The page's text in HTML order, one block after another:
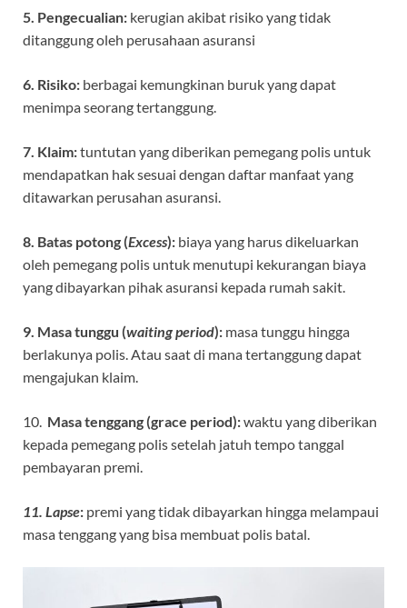
5. Pengecualian: kerugian akibat risiko yang tidak
ditanggung oleh perusahaan asuransi
6. Risiko: berbagai kemungkinan buruk yang dapat
menimpa seorang tertanggung.
7. Klaim:tuntutan yang diberikan pemegang polis untuk
mendapatkan hak sesuai dengan daftar manfaat yang
ditawarkan perusahan asuransi.
8. Batas potong (Excess): biaya yang harus dikeluarkan
oleh pemegang polis untuk menutupi kekurangan biaya
yang dibayarkan pihak asuransi kepada rumah sakit.
9. Masa tunggu (waiting period): masa tunggu hingga
berlakunya polis. Atau saat di mana tertanggung dapat
mengajukan klaim.
10. Masa tenggang (grace period):waktu yang diberikan
kepada pemegang polis setelah jatuh tempo tanggal
pembayaran premi.
11. Lapse: premi yang tidak dibayarkan hingga melampaui
masa tenggang yang bisa membuat polis batal.